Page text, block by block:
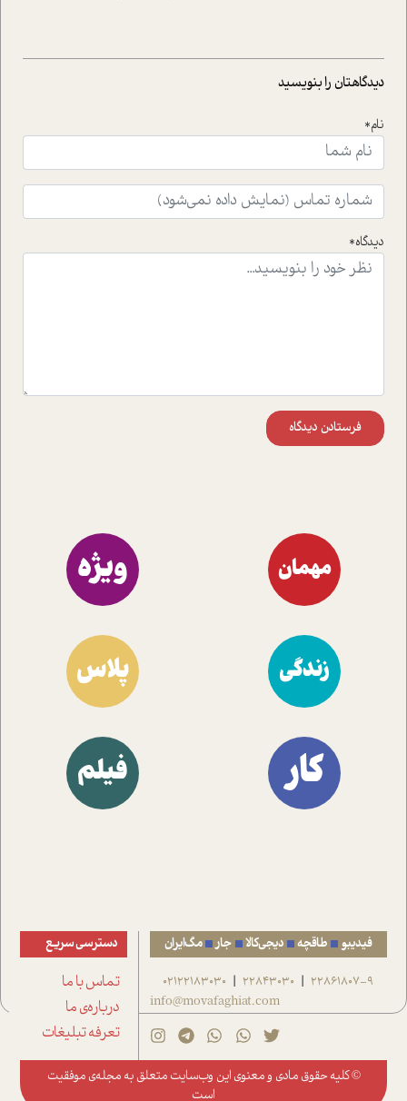
دیدگاهتان را بنویسید
نام*
دیدگاه*
فرستادن دیدگاه
مهمان ویژه
زندگی پلاس
کار فیلم
فیدیبو طاقچه دیجی‌کالا جار مگ‌ایران
22861807-9
|
22843030
|
02122183030
info@movafaghiat.com
دسترسی سریع
تماس با ما
درباره‌ی ما
تعرفه تبلیغات
© کلیه حقوق مادی و معنوی این وب‌سایت متعلق به مجله‌ی موفقیت
است